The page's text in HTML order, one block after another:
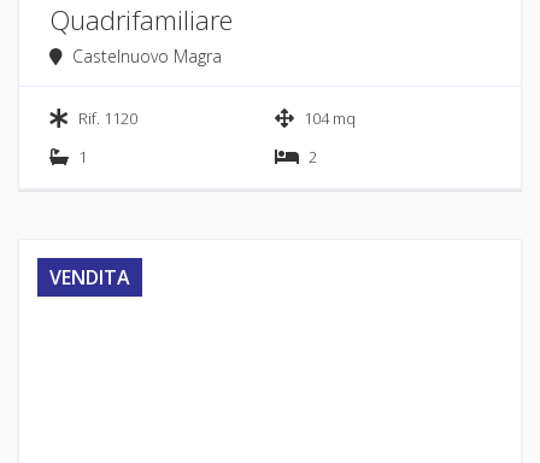
Quadrifamiliare
Castelnuovo Magra
Rif. 1120
104 mq
1
2
VENDITA